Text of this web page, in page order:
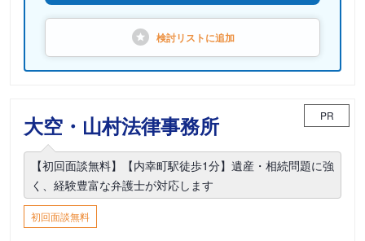
検討リストに追加
大空・山村法律事務所 PR
【初回面談無料】【内幸町駅徒歩1分】遺産・相続問題に強
く、経験豊富な弁護士が対応します
初回面談無料